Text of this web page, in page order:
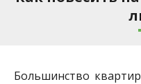
Большинство